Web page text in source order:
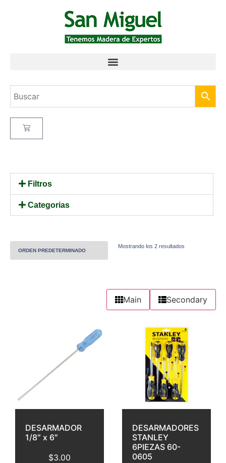
Filtros
Categorias
Mostrando los 2 resultados
Main Secondary
DESARMADOR
1/8″ x 6″
$3.00
DESARMADORES
STANLEY
6PIEZAS 60-
0605